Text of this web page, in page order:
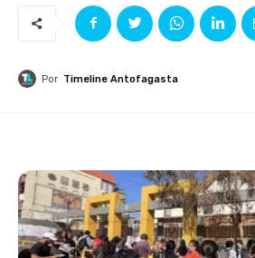
Por Timeline Antofagasta